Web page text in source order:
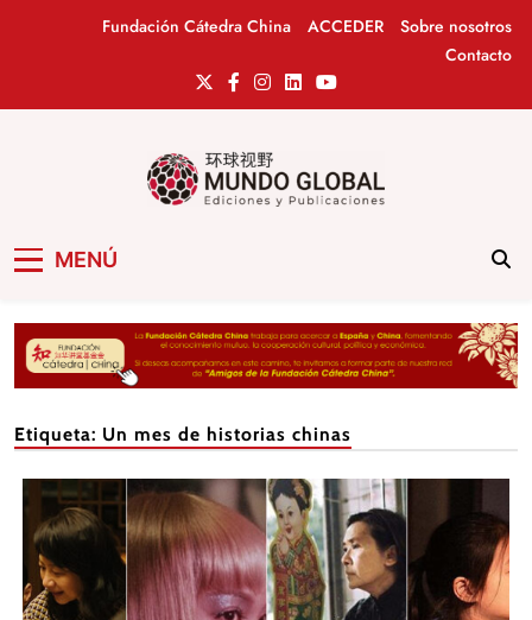
Fundación Cátedra China ACCEDER
Sobre nosotros
Contacto
MENÚ
Etiqueta: Un mes de historias chinas